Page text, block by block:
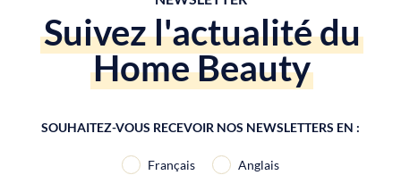
Suivez l'actualité du
Home Beauty
SOUHAITEZ-VOUS RECEVOIR NOS NEWSLETTERS EN :
Français Anglais